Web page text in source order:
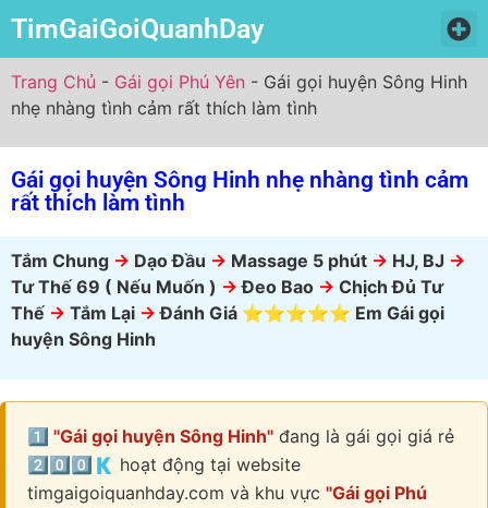
TimGaiGoiQuanhDay
Trang Chủ - Gái gọi Phú Yên - Gái gọi huyện Sông Hinh
nhẹ nhàng tình cảm rất thích làm tình
Gái gọi huyện Sông Hinh nhẹ nhàng tình cảm
rất thích làm tình
Tắm Chung -> Dạo Đầu -> Massage 5 phút -> HJ, BJ ->
Tư Thế 69 ( Nếu Muốn ) -> Đeo Bao -> Chịch Đủ Tư
Thế -> Tắm Lại -> Đánh Giá ⭐⭐⭐⭐⭐ Em Gái gọi
huyện Sông Hinh
1️⃣ "Gái gọi huyện Sông Hinh" đang là gái gọi giá rẻ
2️⃣0️⃣0️⃣🇰 hoạt động tại website
timgaigoiquanhday.com và khu vực "Gái gọi Phú